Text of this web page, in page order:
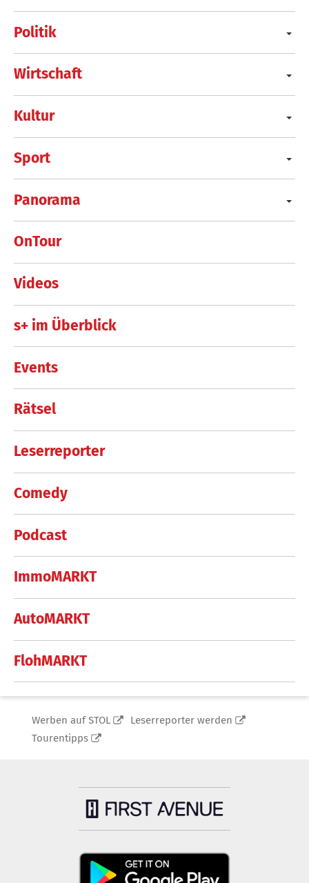
Politik
Wirtschaft
Kultur
Sport
Panorama
OnTour
Videos
s+ im Überblick
Events
Rätsel
Leserreporter
Comedy
Podcast
ImmoMARKT
AutoMARKT
FlohMARKT
Werben auf STOL
Leserreporter werden
Tourentipps